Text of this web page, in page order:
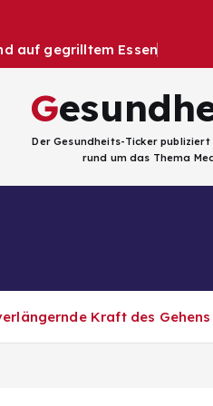
auf gegrilltem Essen
Der Gesundheits-Ticker
rund um das Thema
Kraft des Gehens